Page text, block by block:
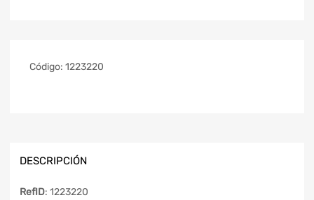
Código: 1223220
DESCRIPCIÓN
RefID: 1223220